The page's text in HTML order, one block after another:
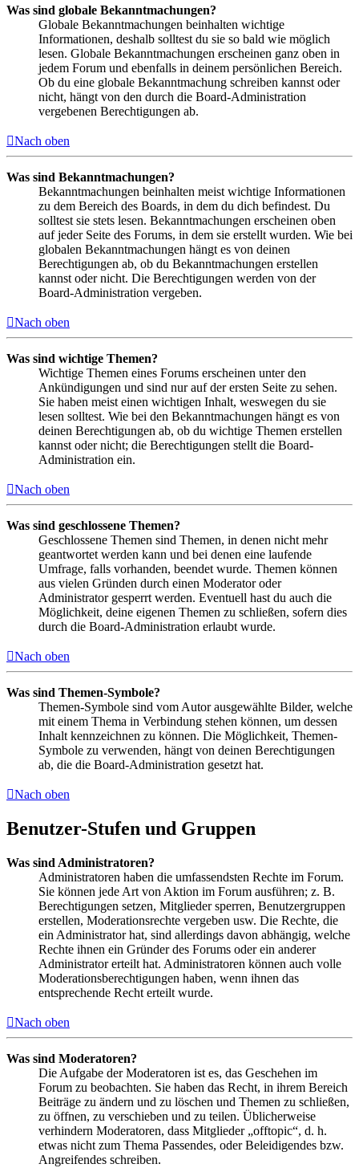
Was sind globale Bekanntmachungen?
Globale Bekanntmachungen beinhalten wichtige
Informationen, deshalb solltest du sie so bald wie möglich
lesen. Globale Bekanntmachungen erscheinen ganz oben in
jedem Forum und ebenfalls in deinem persönlichen Bereich.
Ob du eine globale Bekanntmachung schreiben kannst oder
nicht, hängt von den durch die Board-Administration
vergebenen Berechtigungen ab.
Nach oben
Was sind Bekanntmachungen?
Bekanntmachungen beinhalten meist wichtige Informationen
zu dem Bereich des Boards, in dem du dich befindest. Du
solltest sie stets lesen. Bekanntmachungen erscheinen oben
auf jeder Seite des Forums, in dem sie erstellt wurden. Wie bei
globalen Bekanntmachungen hängt es von deinen
Berechtigungen ab, ob du Bekanntmachungen erstellen
kannst oder nicht. Die Berechtigungen werden von der
Board-Administration vergeben.
Nach oben
Was sind wichtige Themen?
Wichtige Themen eines Forums erscheinen unter den
Ankündigungen und sind nur auf der ersten Seite zu sehen.
Sie haben meist einen wichtigen Inhalt, weswegen du sie
lesen solltest. Wie bei den Bekanntmachungen hängt es von
deinen Berechtigungen ab, ob du wichtige Themen erstellen
kannst oder nicht; die Berechtigungen stellt die Board-
Administration ein.
Nach oben
Was sind geschlossene Themen?
Geschlossene Themen sind Themen, in denen nicht mehr
geantwortet werden kann und bei denen eine laufende
Umfrage, falls vorhanden, beendet wurde. Themen können
aus vielen Gründen durch einen Moderator oder
Administrator gesperrt werden. Eventuell hast du auch die
Möglichkeit, deine eigenen Themen zu schließen, sofern dies
durch die Board-Administration erlaubt wurde.
Nach oben
Was sind Themen-Symbole?
Themen-Symbole sind vom Autor ausgewählte Bilder, welche
mit einem Thema in Verbindung stehen können, um dessen
Inhalt kennzeichnen zu können. Die Möglichkeit, Themen-
Symbole zu verwenden, hängt von deinen Berechtigungen
ab, die die Board-Administration gesetzt hat.
Nach oben
Benutzer-Stufen und Gruppen
Was sind Administratoren?
Administratoren haben die umfassendsten Rechte im Forum.
Sie können jede Art von Aktion im Forum ausführen; z. B.
Berechtigungen setzen, Mitglieder sperren, Benutzergruppen
erstellen, Moderationsrechte vergeben usw. Die Rechte, die
ein Administrator hat, sind allerdings davon abhängig, welche
Rechte ihnen ein Gründer des Forums oder ein anderer
Administrator erteilt hat. Administratoren können auch volle
Moderationsberechtigungen haben, wenn ihnen das
entsprechende Recht erteilt wurde.
Nach oben
Was sind Moderatoren?
Die Aufgabe der Moderatoren ist es, das Geschehen im
Forum zu beobachten. Sie haben das Recht, in ihrem Bereich
Beiträge zu ändern und zu löschen und Themen zu schließen,
zu öffnen, zu verschieben und zu teilen. Üblicherweise
verhindern Moderatoren, dass Mitglieder „offtopic“, d. h.
etwas nicht zum Thema Passendes, oder Beleidigendes bzw.
Angreifendes schreiben.